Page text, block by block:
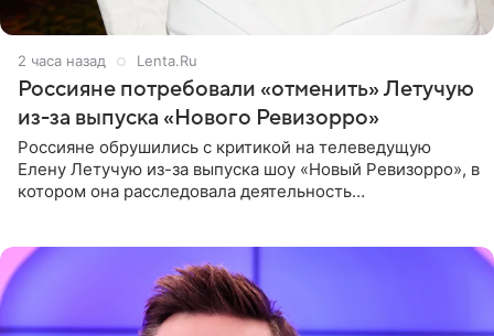
2 часа назад Lenta.Ru
Россияне потребовали «отменить» Летучую
из-за выпуска «Нового Ревизорро»
Россияне обрушились с критикой на телеведущую
Елену Летучую из-за выпуска шоу «Новый Ревизорро», в
котором она расследовала деятельность